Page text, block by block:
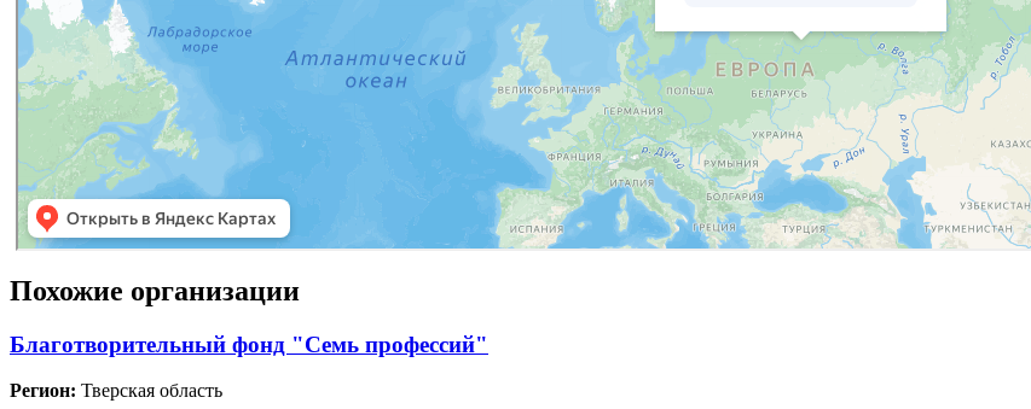
Похожие организации
Благотворительный фонд "Семь профессий"
Регион: Тверская область